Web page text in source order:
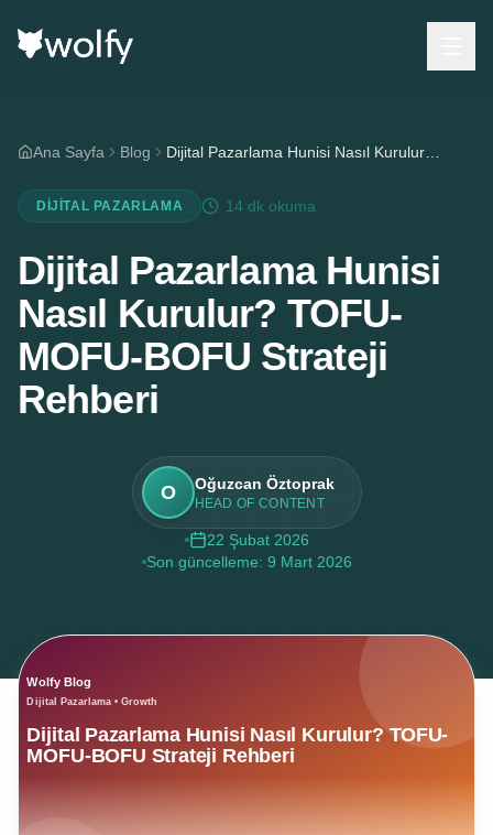
Ana Sayfa Blog
DIJITAL PAZARLAMA 14 dk okuma
Dijital Pazarlama Hunisi
Nasıl Kurulur? TOFU-
MOFU-BOFU Strateji
Rehberi
O Oğuzcan Öztoprak
HEAD OF CONTENT
22 Şubat 2026
Son güncelleme: 9 Mart 2026